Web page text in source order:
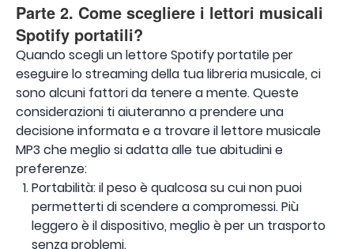
Parte 2. Come scegliere i lettori musicali
Spotify portatili?
Quando scegli un lettore Spotify portatile per
eseguire lo streaming della tua libreria musicale, ci
sono alcuni fattori da tenere a mente. Queste
considerazioni ti aiuteranno a prendere una
decisione informata e a trovare il lettore musicale
MP3 che meglio si adatta alle tue abitudini e
preferenze:
Portabilità: il peso è qualcosa su cui non puoi
permetterti di scendere a compromessi. Più
leggero è il dispositivo, meglio è per un trasporto
senza problemi.